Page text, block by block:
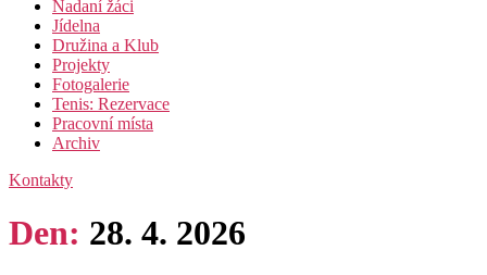
Nadaní žáci
Jídelna
Družina a Klub
Projekty
Fotogalerie
Tenis: Rezervace
Pracovní místa
Archiv
Kontakty
Den: 28. 4. 2026